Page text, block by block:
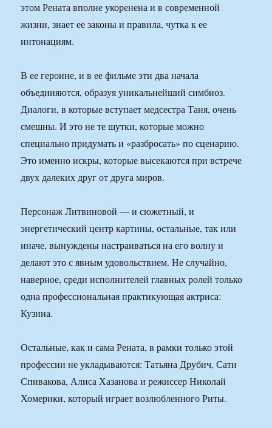
этом Рената вполне укоренена и в современной
жизни, знает ее законы и правила, чутка к ее
интонациям.
В ее героине, и в ее фильме эти два начала
объединяются, образуя уникальнейший симбиоз.
Диалоги, в которые вступает медсестра Таня, очень
смешны. И это не те шутки, которые можно
специально придумать и «разбросать» по сценарию.
Это именно искры, которые высекаются при встрече
двух далеких друг от друга миров.
Персонаж Литвиновой — и сюжетный, и
энергетический центр картины, остальные, так или
иначе, вынуждены настраиваться на его волну и
делают это с явным удовольствием. Не случайно,
наверное, среди исполнителей главных ролей только
одна профессиональная практикующая актриса:
Кузина.
Остальные, как и сама Рената, в рамки только этой
профессии не укладываются: Татьяна Друбич, Сати
Спивакова, Алиса Хазанова и режиссер Николай
Хомерики, который играет возлюбленного Риты.